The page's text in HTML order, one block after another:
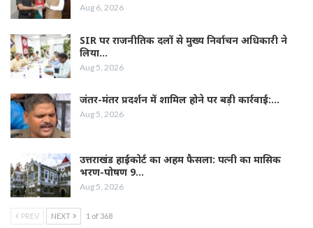
Aug 6, 2026
SIR पर राजनीतिक दलों से मुख्य निर्वाचन अधिकारी ने
लिया…
Aug 5, 2026
जंतर-मंतर प्रदर्शन में शामिल होने पर बड़ी कार्रवाई:…
Aug 5, 2026
उत्तराखंड हाईकोर्ट का अहम फैसला: पत्नी का मासिक
भरण-पोषण 9…
Aug 5, 2026
PREV NEXT 1 of 368